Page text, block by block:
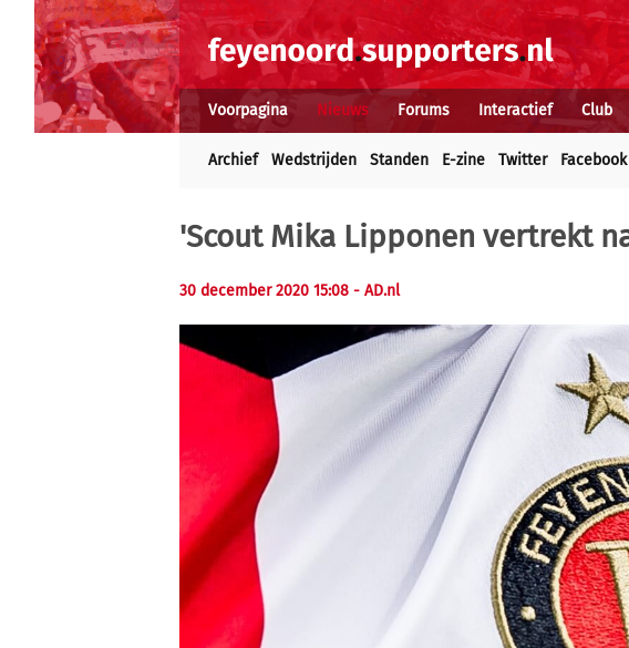
Voorpagina Nieuws Forums Interactief Club
Archief Wedstrijden Standen E-zine Twitter Facebook
'Scout Mika Lipponen vertrekt
30 december 2020 15:08 - AD.nl